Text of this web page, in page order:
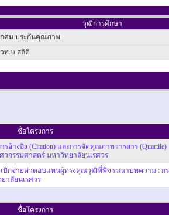
วุฒิการศึกษา
กศม.ประกันคุณภาพ
วท.บ.สถิติ
ชื่อโครงการ
อ้างอิง (Citation) และการจัดคุณภาพวารสาร (Quartile)
กรรมศาสตร์ มหาวิทยาลัยนเรศวร
เบิกจ่ายค่าตอบแทนผู้ทรงคุณวุฒิที่พิจารณาบทความ : ก
าลัยนเรศวร
ชื่อโครงการ